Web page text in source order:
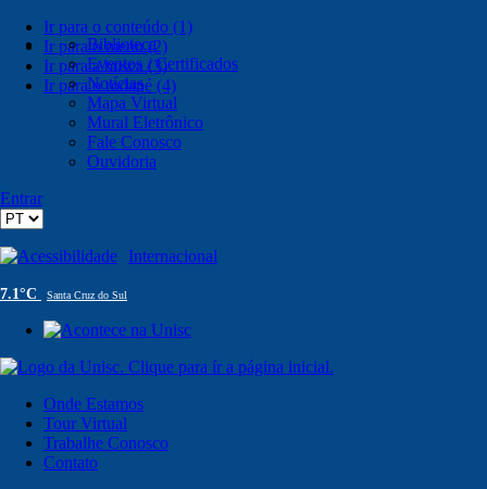
Ir para o conteúdo (1)
Ir para o menu (2)
Ir para a busca (3)
Ir para o rodapé (4)
Biblioteca
Eventos / Certificados
Notícias
Mapa Virtual
Mural Eletrônico
Fale Conosco
Ouvidoria
Entrar
Acessibilidade Internacional
7.1°C Santa Cruz do Sul
Onde Estamos
Tour Virtual
Trabalhe Conosco
Contato